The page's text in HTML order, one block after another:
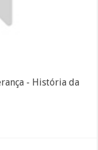
- História da